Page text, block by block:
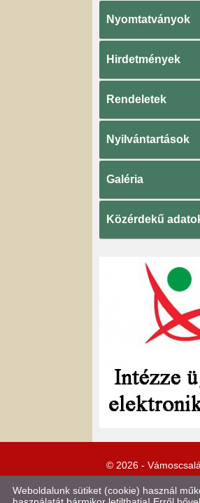
Nyomtatványok
Hirdetmények
Rendeletek
Nyilvántartások
Galéria
Közérdekű
© 2026 -
Weboldalunk sütiket (cookie) használ